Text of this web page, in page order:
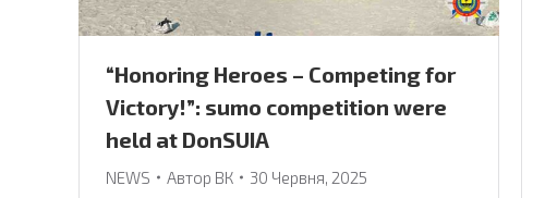
“Honoring Heroes – Competing for
Victory!”: sumo competition were
held at DonSUIA
NEWS Автор ВК 30 Червня, 2025